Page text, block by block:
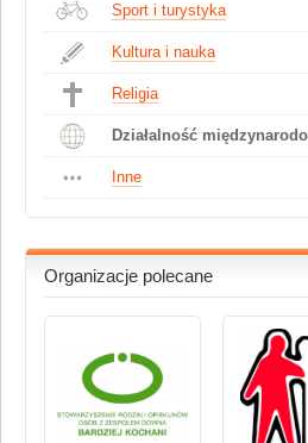
Sport i turystyka
Kultura i nauka
Religia
Działalność
Inne
Organizacje polecane